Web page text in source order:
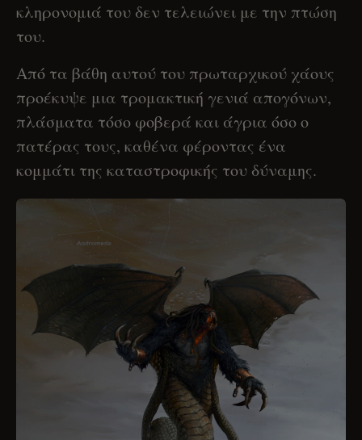
κληρονομιά του δεν τελειώνει με την πτώση
του.
Από τα βάθη αυτού του πρωταρχικού χάους
προέκυψε μια τρομακτική γενιά απογόνων,
πλάσματα τόσο φοβερά και άγρια όσο ο
πατέρας τους, καθένα φέροντας ένα
κομμάτι της καταστροφικής του δύναμης.